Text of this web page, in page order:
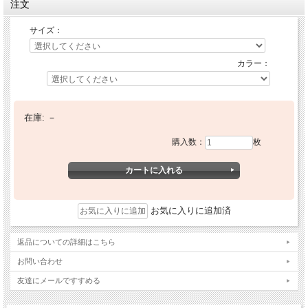
注文
サイズ：
カラー：
在庫: －
購入数： 枚
お気に入りに追加済
返品についての詳細はこちら
お問い合わせ
友達にメールですすめる